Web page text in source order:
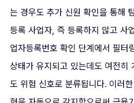
는 경우도 추가 신원 확인을 통해
등록 사업자, 즉 등록하지 않고 사
업자등록번호 확인 단계에서 필터
상태가 유지되고 있는데도 여전히
도 위험 신호로 분류됩니다. 이러